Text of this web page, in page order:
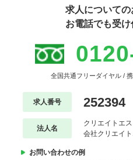
求人について
お電話でも受
全国共通フリーダイヤル /
求人番号 252394
法人名
クリエイトエ
会社クリエイ
お問い合わせの例